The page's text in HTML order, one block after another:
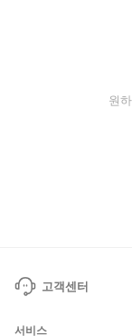
원
고객센터
서비스